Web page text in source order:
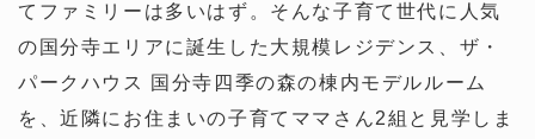
てファミリーは多いはず。そんな子育て世代に人気
の国分寺エリアに誕生した大規模レジデンス、ザ・
パークハウス 国分寺四季の森の棟内モデルルーム
を、近隣にお住まいの子育てママさん2組と見学しま